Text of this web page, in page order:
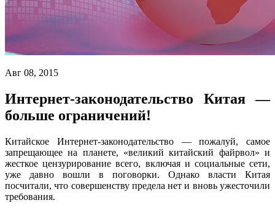
Авг 08, 2015
Интернет-законодательство Китая —
больше ограничений!
Китайское Интернет-законодательство — пожалуй, самое
запрещающее на планете, «великий китайский файрвол» и
жесткое цензурирование всего, включая и социальные сети,
уже давно вошли в поговорки. Однако власти Китая
посчитали, что совершенству предела нет и вновь ужесточили
требования.